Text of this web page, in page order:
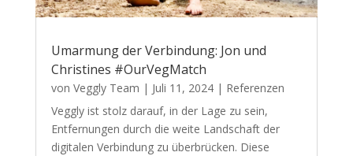
Umarmung der Verbindung: Jon und
Christines #OurVegMatch
von Veggly Team | Juli 11, 2024| Referenzen
Veggly ist stolz darauf, in der Lage zu sein,
Entfernungen durch die weite Landschaft der
digitalen Verbindung zu überbrücken. Diese